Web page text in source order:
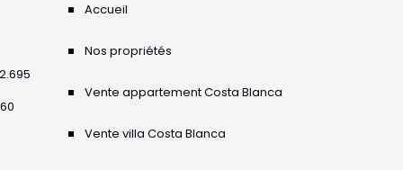
Accueil
Nos propriétés
Vente appartement Costa Blanca
Vente villa Costa Blanca